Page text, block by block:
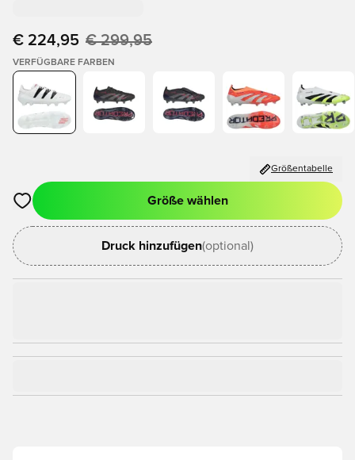
€ 224,95 € 299,95
VERFÜGBARE FARBEN
Größentabelle
Öffnet ein Fenster zum Anmelden oder Registrieren als
Größe wählen
Druck hinzufügen(optional)